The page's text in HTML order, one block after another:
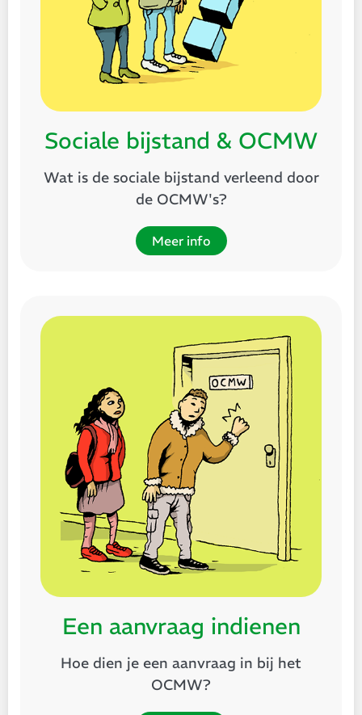
Sociale bijstand & OCMW
Wat is de sociale bijstand verleend door
de OCMW's?
Meer info
Een aanvraag indienen
Hoe dien je een aanvraag in bij het
OCMW?